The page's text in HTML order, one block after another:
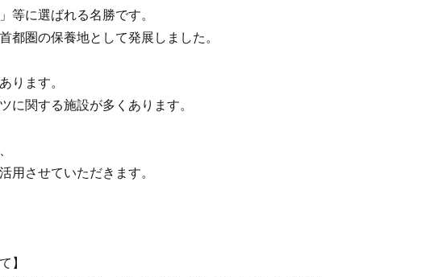
等に選ばれる名勝です。
都圏の保養地として発展しました。
ります。
に関する施設が多くあります。
用させていただきます。
】